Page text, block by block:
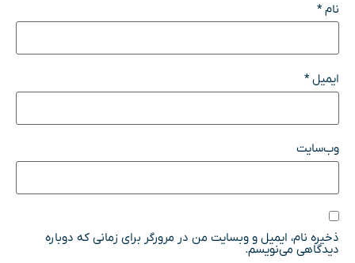
نام*
ایمیل*
وب‌سایت
ذخیره نام، ایمیل و وبسایت من در مرورگر برای زمانی که دوباره
دیدگاهی می‌نویسم.